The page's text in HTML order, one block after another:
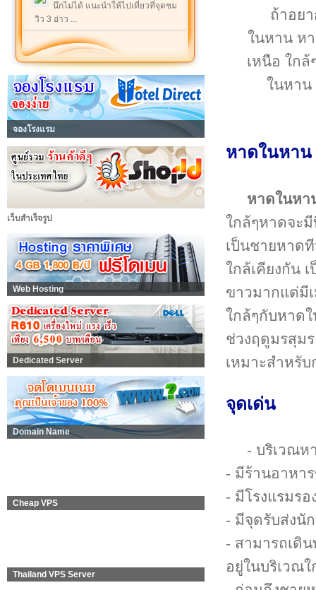
นึกไม่ได้ แนะนำให้ไปเที่ยวที่จุดชม
วิว 3 อ่าว ...
จองโรงแรม
เว็บสำเร็จรูป
Web Hosting
Dedicated Server
Domain Name
Cheap VPS
Thailand VPS Server
ถ้าอย
ในหาน ห
เหนือ ใก
ในหาน
หาดในหาน
หาดในหา
ใกล้ๆหาดจะ
เป็นชายหาด
ใกล้เคียงกัน
ขาวมากแต่มี
ใกล้ๆกับหาด
ช่วงฤดูมรสุม
เหมาะสำหรับ
จุดเด่น
- บริเวณห
- มีร้านอาหา
- มีโรงแรมร
- มีจุดรับส่งนั
- สามารถเดิ
อยู่ในบริเวณใ